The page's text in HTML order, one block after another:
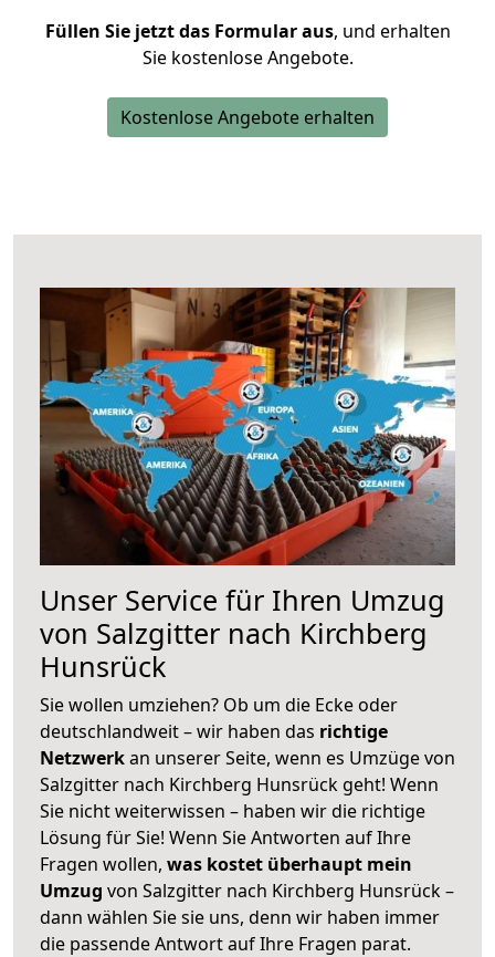
Füllen Sie jetzt das Formular aus, und erhalten
Sie kostenlose Angebote.
Kostenlose Angebote erhalten
Unser Service für Ihren Umzug
von Salzgitter nach Kirchberg
Hunsrück
Sie wollen umziehen? Ob um die Ecke oder
deutschlandweit – wir haben das richtige
Netzwerkan unserer Seite, wenn es Umzüge von
Salzgitter nach Kirchberg Hunsrück geht! Wenn
Sie nicht weiterwissen – haben wir die richtige
Lösung für Sie! Wenn Sie Antworten auf Ihre
Fragen wollen, was kostet überhaupt mein
Umzug von Salzgitter nach Kirchberg Hunsrück –
dann wählen Sie sie uns, denn wir haben immer
die passende Antwort auf Ihre Fragen parat.